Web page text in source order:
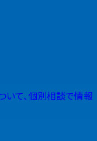
いて、個別相談で情報